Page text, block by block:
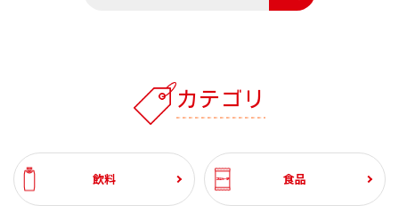
カテゴリ
飲料 食品